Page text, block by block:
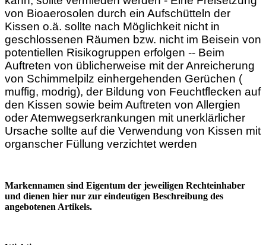
von Bioaerosolen durch ein Aufschütteln der
Kissen o.ä. sollte nach Möglichkeit nicht in
geschlossenen Räumen bzw. nicht im Beisein von
potentiellen Risikogruppen erfolgen -- Beim
Auftreten von üblicherweise mit der Anreicherung
von Schimmelpilz einhergehenden Gerüchen (
muffig, modrig), der Bildung von Feuchtflecken auf
den Kissen sowie beim Auftreten von Allergien
oder Atemwegserkrankungen mit unerklärlicher
Ursache sollte auf die Verwendung von Kissen mit
organscher Füllung verzichtet werden
Markennamen sind Eigentum der jeweiligen Rechteinhaber
und dienen hier nur zur eindeutigen Beschreibung des
angebotenen Artikels.